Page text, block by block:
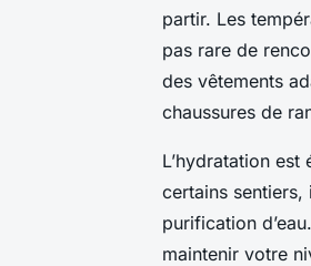
partir. Les
pas rare de
des vêtements
chaussures de
L’hydratation
certains
purification
maintenir votre